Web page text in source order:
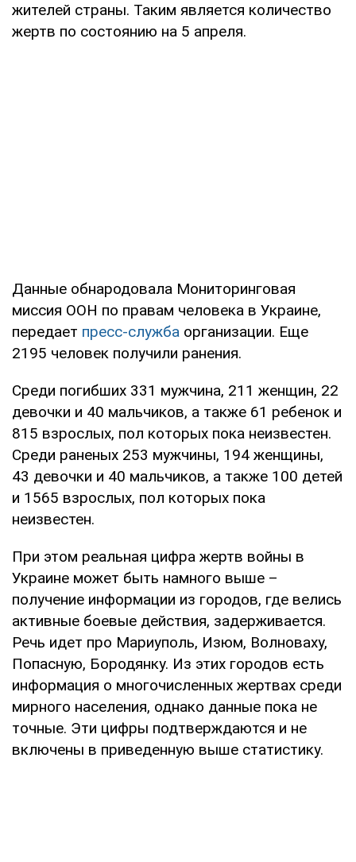
жителей страны. Таким является количество
жертв по состоянию на 5 апреля.
Данные обнародовала Мониторинговая
миссия ООН по правам человека в Украине,
передает пресс-служба организации. Еще
2195 человек получили ранения.
Среди погибших 331 мужчина, 211 женщин, 22
девочки и 40 мальчиков, а также 61 ребенок и
815 взрослых, пол которых пока неизвестен.
Среди раненых 253 мужчины, 194 женщины,
43 девочки и 40 мальчиков, а также 100 детей
и 1565 взрослых, пол которых пока
неизвестен.
При этом реальная цифра жертв войны в
Украине может быть намного выше –
получение информации из городов, где велись
активные боевые действия, задерживается.
Речь идет про Мариуполь, Изюм, Волноваху,
Попасную, Бородянку. Из этих городов есть
информация о многочисленных жертвах среди
мирного населения, однако данные пока не
точные. Эти цифры подтверждаются и не
включены в приведенную выше статистику.